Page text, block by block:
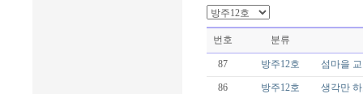
번호 분류
87 방주12호 섬마을
86 방주12호 생각만